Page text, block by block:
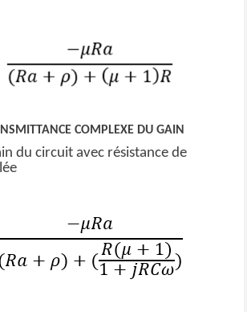
COMPLEXE DU GAIN
du circuit avec résistance de